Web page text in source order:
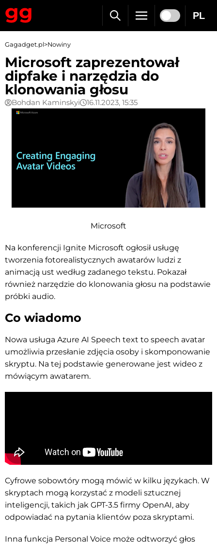
PL
Gagadget.pl>Nowiny
Microsoft zaprezentował
dipfake i narzędzia do
klonowania głosu
Bohdan Kaminskyi 16.11.2023, 15:35
Microsoft
Na konferencji Ignite Microsoft ogłosił usługę
tworzenia fotorealistycznych awatarów ludzi z
animacją ust według zadanego tekstu. Pokazał
również narzędzie do klonowania głosu na podstawie
próbki audio.
Co wiadomo
Nowa usługa Azure AI Speech text to speech avatar
umożliwia przesłanie zdjęcia osoby i skomponowanie
skryptu. Na tej podstawie generowane jest wideo z
mówiącym awatarem.
Cyfrowe sobowtóry mogą mówić w kilku językach. W
skryptach mogą korzystać z modeli sztucznej
inteligencji, takich jak GPT-3.5 firmy OpenAI, aby
odpowiadać na pytania klientów poza skryptami.
Inna funkcja Personal Voice może odtworzyć głos